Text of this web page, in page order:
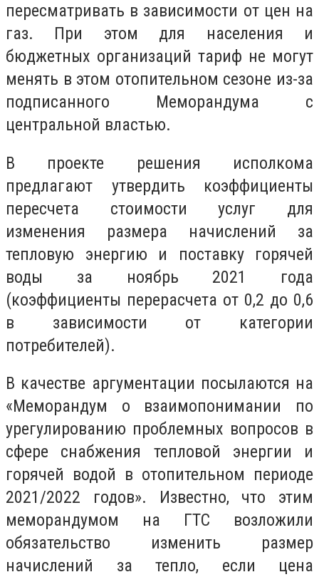
пересматривать в зависимости от цен на
газ. При этом для населения и
бюджетных организаций тариф не могут
менять в этом отопительном сезоне из-за
подписанного Меморандума с
центральной властью.
В проекте решения исполкома
предлагают утвердить коэффициенты
пересчета стоимости услуг для
изменения размера начислений за
тепловую энергию и поставку горячей
воды за ноябрь 2021 года
(коэффициенты перерасчета от 0,2 до 0,6
в зависимости от категории
потребителей).
В качестве аргументации посылаются на
«Меморандум о взаимопонимании по
урегулированию проблемных вопросов в
сфере снабжения тепловой энергии и
горячей водой в отопительном периоде
2021/2022 годов». Известно, что этим
меморандумом на ГТС возложили
обязательство изменить размер
начислений за тепло, если цена